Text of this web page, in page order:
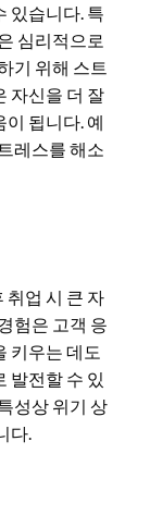
있습니다. 특
심리적으로
기 위해 스트
자신을 더 잘
됩니다. 예
레스를 해소
취업 시 큰 자
험은 고객 응
키우는 데도
발전할 수 있
성상 위기 상
다.